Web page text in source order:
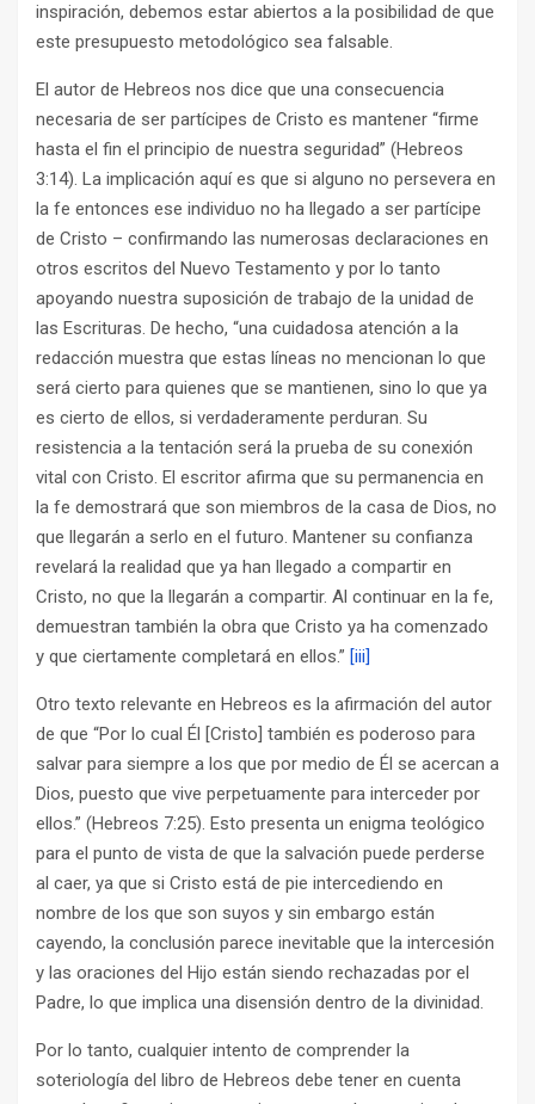
inspiración, debemos estar abiertos a la posibilidad de que
este presupuesto metodológico sea falsable.
El autor de Hebreos nos dice que una consecuencia
necesaria de ser partícipes de Cristo es mantener “firme
hasta el fin el principio de nuestra seguridad” (Hebreos
3:14). La implicación aquí es que si alguno no persevera en
la fe entonces ese individuo no ha llegado a ser partícipe
de Cristo – confirmando las numerosas declaraciones en
otros escritos del Nuevo Testamento y por lo tanto
apoyando nuestra suposición de trabajo de la unidad de
las Escrituras. De hecho, “una cuidadosa atención a la
redacción muestra que estas líneas no mencionan lo que
será cierto para quienes que se mantienen, sino lo que ya
es cierto de ellos, si verdaderamente perduran. Su
resistencia a la tentación será la prueba de su conexión
vital con Cristo. El escritor afirma que su permanencia en
la fe demostrará que son miembros de la casa de Dios, no
que llegarán a serlo en el futuro. Mantener su confianza
revelará la realidad que ya han llegado a compartir en
Cristo, no que la llegarán a compartir. Al continuar en la fe,
demuestran también la obra que Cristo ya ha comenzado
y que ciertamente completará en ellos.” [iii]
Otro texto relevante en Hebreos es la afirmación del autor
de que “Por lo cual Él [Cristo] también es poderoso para
salvar para siempre a los que por medio de Él se acercan a
Dios, puesto que vive perpetuamente para interceder por
ellos.” (Hebreos 7:25). Esto presenta un enigma teológico
para el punto de vista de que la salvación puede perderse
al caer, ya que si Cristo está de pie intercediendo en
nombre de los que son suyos y sin embargo están
cayendo, la conclusión parece inevitable que la intercesión
y las oraciones del Hijo están siendo rechazadas por el
Padre, lo que implica una disensión dentro de la divinidad.
Por lo tanto, cualquier intento de comprender la
soteriología del libro de Hebreos debe tener en cuenta